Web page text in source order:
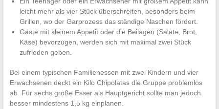
leicht mehr als vier Stück überschreiten, besonders beim
Grillen, wo der Garprozess das ständige Naschen fördert.
Gäste mit kleinem Appetit oder die Beilagen (Salate, Brot,
Käse) bevorzugen, werden sich mit maximal zwei Stück
zufrieden geben.
Bei einem typischen Familienessen mit zwei Kindern und vier
Erwachsenen deckt ein Kilo Chipolatas die Gruppe problemlos
ab. Für sechs große Esser als Hauptgericht sollte man jedoch
besser mindestens 1,5 kg einplanen.